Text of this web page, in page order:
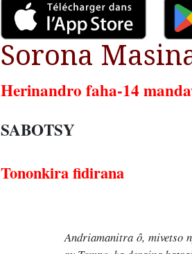
Sorona
Herinandro faha-14
SABOTSY
Tononkira fidirana
Andriamanitra ô, mivetso